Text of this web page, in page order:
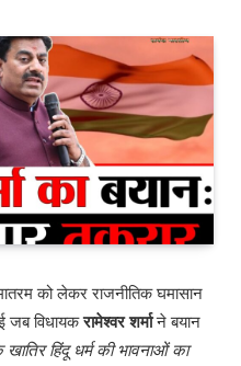
को लेकर राजनीतिक घमासान
जब विधायकरामेश्वर शर्माने बयान
हिंदू धर्म की भावनाओं का